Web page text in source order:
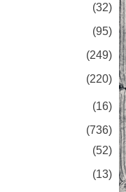
(32)
(95)
(249)
(220)
(16)
(736)
(52)
(13)